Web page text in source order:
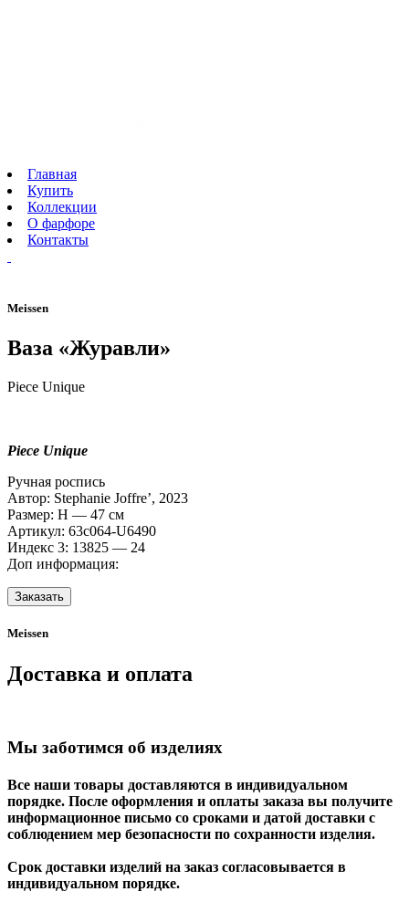
Главная
Купить
Коллекции
О фарфоре
Контакты
Meissen
Ваза «Журавли»
Piece Unique
Piece Unique
Ручная роспись
Автор: Stephanie Joffre’, 2023
Размер: H — 47 см
Артикул: 63c064-U6490
Индекс 3: 13825 — 24
Доп информация:
Заказать
Meissen
Доставка и оплата
Мы заботимся об изделиях
Все наши товары доставляются в индивидуальном
порядке. После оформления и оплаты заказа вы получите
информационное письмо со сроками и датой доставки с
соблюдением мер безопасности по сохранности изделия.
Срок доставки изделий на заказ согласовывается в
индивидуальном порядке.